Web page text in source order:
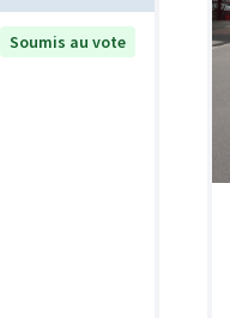
Soumis au vote